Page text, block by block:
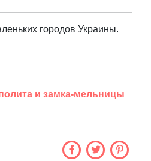
городов Украины.
и замка-мельницы